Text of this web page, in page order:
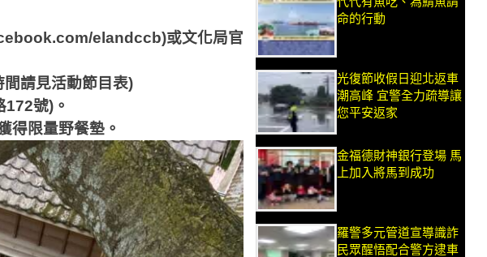
elandccb)或文化局官
間請見活動節目表)
172號)。
得限量野餐墊。
命的行動
光復節收假日迎北返車
潮高峰 宜警全力疏導讓
您平安返家
金福德財神銀行登場 馬
上加入將馬到成功
羅警多元管道宣導識詐
民眾醒悟配合警方逮車